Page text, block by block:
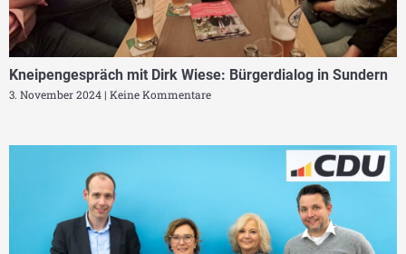
Kneipengespräch mit Dirk Wiese: Bürgerdialog in Sundern
3. November 2024 Keine Kommentare